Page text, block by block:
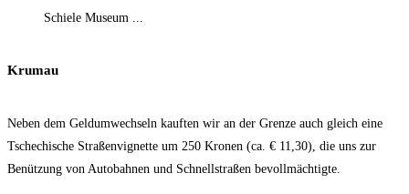
Schiele Museum ...
Krumau
Neben dem Geldumwechseln kauften wir an der Grenze auch gleich eine
Tschechische Straßenvignette um 250 Kronen (ca. € 11,30), die uns zur
Benützung von Autobahnen und Schnellstraßen bevollmächtigte.